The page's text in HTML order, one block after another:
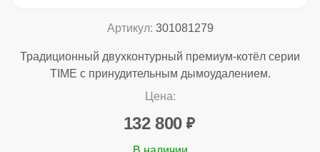
Артикул: 301081279
Традиционный двухконтурный премиум-котёл серии
TIME с принудительным дымоудалением.
Цена:
132 800